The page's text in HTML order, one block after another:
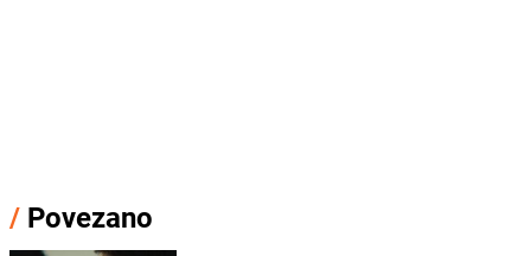
/ Povezano